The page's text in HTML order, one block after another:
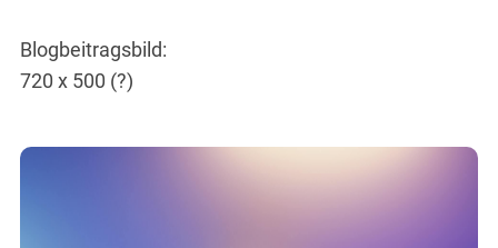
Blogbeitragsbild:
720 x 500 (?)